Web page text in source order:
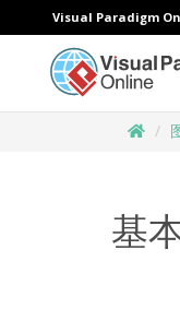
Visual Paradigm
基